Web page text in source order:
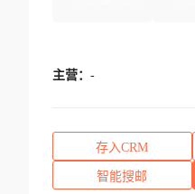
主营： -
存入CRM
智能搜邮